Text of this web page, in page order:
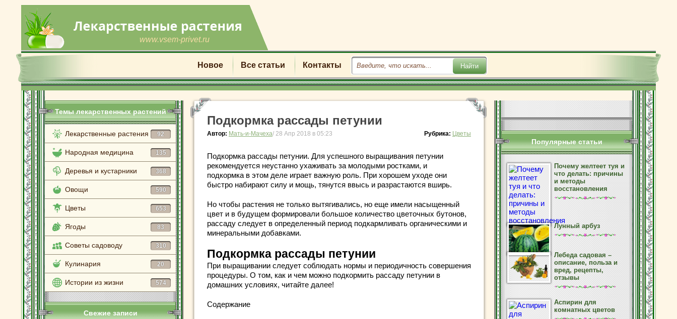
www.vsem-privet.ru
Новое Все статьи Контакты
Темы лекарственных растений
Лекарственные растения 92
Народная медицина 135
Деревья и кустарники 368
Овощи 590
Цветы 653
Ягоды 83
Советы садоводу 310
Кулинария 20
Истории из жизни 574
Свежие записи
Подкормка рассады петунии
Автор: Мать-и-Мачеха/ 28 Апр 2018 в 05:23 Рубрика: Цветы
Подкормка рассады петунии. Для успешного выращивания петунии
рекомендуется неустанно ухаживать за молодыми ростками, и
подкормка в этом деле играет важную роль. При хорошем уходе они
быстро набирают силу и мощь, тянутся ввысь и разрастаются вширь.
Но чтобы растения не только вытягивались, но еще имели насыщенный
цвет и в будущем формировали большое количество цветочных бутонов,
рассаду следует в определенный период подкармливать органическими и
минеральными добавками.
Подкормка рассады петунии
При выращивании следует соблюдать нормы и периодичность совершения
процедуры. О том, как и чем можно подкормить рассаду петунии в
домашних условиях, читайте далее!
Содержание
Популярные статьи
Почему желтеет туя и
что делать: причины
и методы
восстановления
Лунный арбуз
Лебеда садовая –
описание, польза и
вред, рецепты,
отзывы
Аспирин для
комнатных цветов